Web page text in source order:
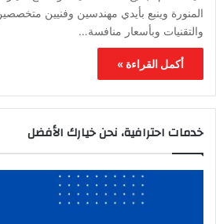
المنورة وينبع بأيدي مهندسين وفنيين
والتقنيات وبأسعار منافسة…
أكمل القراءة »
خدمات احترافية، نحن خيارك الأفضل